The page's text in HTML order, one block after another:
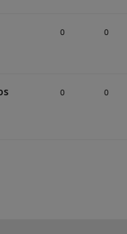
0 0
0 0